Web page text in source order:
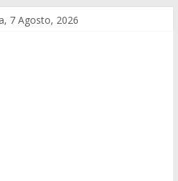
7 Agosto, 2026